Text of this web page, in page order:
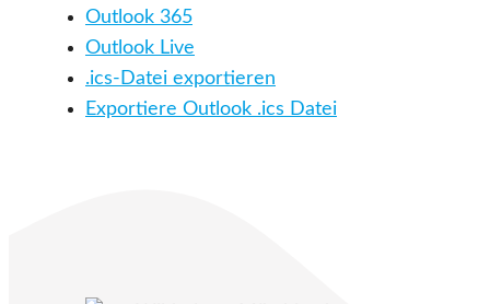
Outlook 365
Outlook Live
.ics-Datei exportieren
Exportiere Outlook .ics Datei